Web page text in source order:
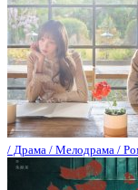
/ Драма / Мелодрама /